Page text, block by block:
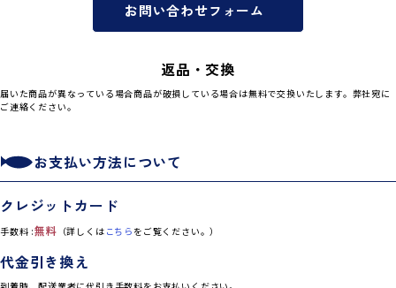
お問い合わせフォーム
返品・交換
届いた商品が異なっている場合商品が破損している場合は無料で交換いたします。弊社宛に
ご連絡ください。
お支払い方法について
クレジットカード
手数料 :無料 （詳しくは こちら をご覧ください。）
代金引き換え